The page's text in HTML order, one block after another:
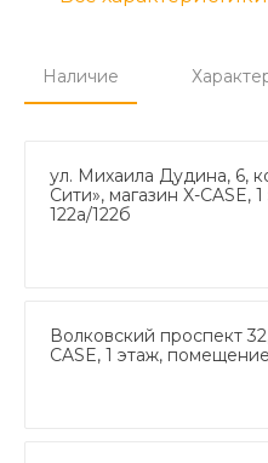
Наличие
ул. Михаила Дудина, 6,
Сити», магазин X-CASE,
122а/122б
Волковский проспект
CASE, 1 этаж,